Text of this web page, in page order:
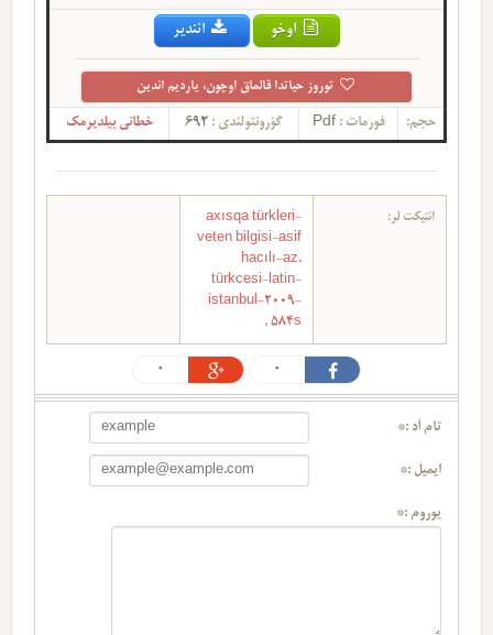
اوخو ائندیر
توروز حیاتدا قالماق اوچون، یاردیم ائدین
حجم: فورمات :Pdf گؤرونتولندی : 692 خطانی بیلدیرمک
ائتیکت لر:
axısqa türkleri-
veten bilgisi-asif
hacılı-az.
türkcesi-latin-
istanbul-2009-
584s
,
0
0
تام آد :*
ایمیل :*
یوروم :*